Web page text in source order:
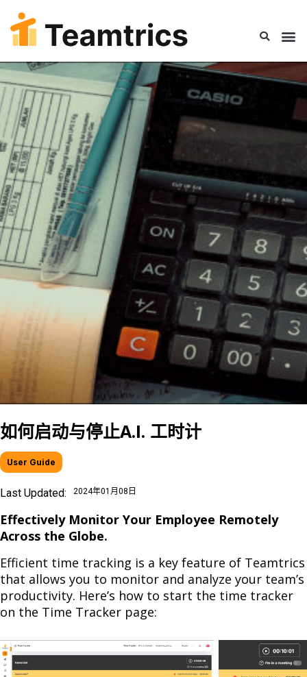
如何启动与停止A.I. 工时计
User Guide
Last Updated: 2024年01月08日
Effectively Monitor Your Employee Remotely
Across the Globe.
Efficient time tracking is a key feature of Teamtrics
that allows you to monitor and analyze your team’s
productivity. Here’s how to start the time tracker
on the Time Tracker page: